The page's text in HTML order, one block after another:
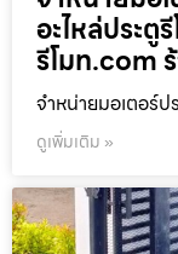
อะไหล่ประตู
รีโมท.com
จำหน่ายมอเตอร์ป
ดูเพิ่มเติม »